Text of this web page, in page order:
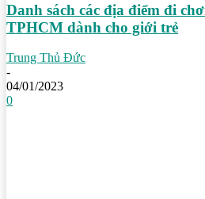
Danh sách các địa điểm đi
TPHCM dành cho giới trẻ
Trung Thủ Đức
-
04/01/2023
0